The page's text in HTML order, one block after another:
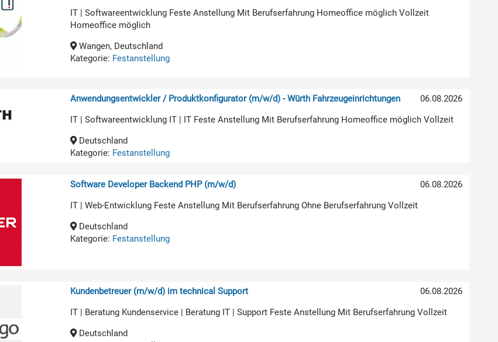
IT | Softwareentwicklung Feste Anstellung Mit Berufserfahrung Homeoffice möglich Vollzeit
Homeoffice möglich
Wangen, Deutschland
Kategorie: Festanstellung
06.08.2026
Anwendungsentwickler / Produktkonfigurator (m/w/d) - Würth Fahrzeugeinrichtungen
IT | Softwareentwicklung IT | IT Feste Anstellung Mit Berufserfahrung Homeoffice möglich Vollzeit
Deutschland
Kategorie: Festanstellung
06.08.2026
Software Developer Backend PHP (m/w/d)
IT | Web-Entwicklung Feste Anstellung Mit Berufserfahrung Ohne Berufserfahrung Vollzeit
Deutschland
Kategorie: Festanstellung
06.08.2026
Kundenbetreuer (m/w/d) im technical Support
IT | Beratung Kundenservice | Beratung IT | Support Feste Anstellung Mit Berufserfahrung Vollzeit
Deutschland